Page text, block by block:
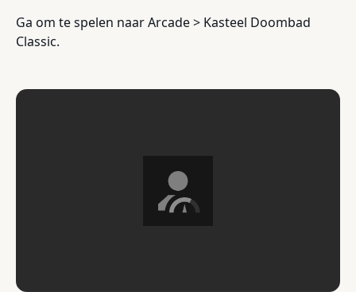
Ga om te spelen naar Arcade > Kasteel Doombad
Classic.